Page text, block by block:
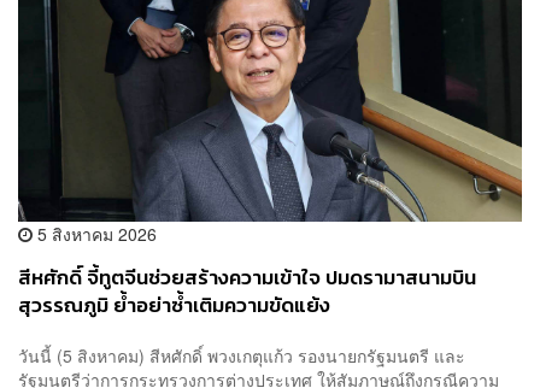
5 สิงหาคม 2026
สีหศักดิ์ จี้ทูตจีนช่วยสร้างความเข้าใจ ปมดรามาสนามบิน
สุวรรณภูมิ ย้ำอย่าซ้ำเติมความขัดแย้ง
วันนี้ (5 สิงหาคม) สีหศักดิ์ พวงเกตุแก้ว รองนายกรัฐมนตรี และ
รัฐมนตรีว่าการกระทรวงการต่างประเทศ ให้สัมภาษณ์ถึงกรณีความ